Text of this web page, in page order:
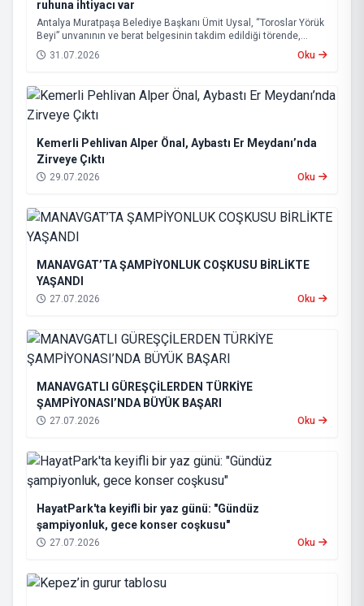
ruhuna ihtiyacı var
Antalya Muratpaşa Belediye Başkanı Ümit Uysal, “Toroslar Yörük
Beyi” unvanının ve berat belgesinin takdim edildiği törende,
Yörük kültürünün liyakat, dayanışma, bağımsızlık, üretkenlik ve
sorun çözme anlayışıyla Türkiye’nin geleceğine yön verecek
31.07.2026 Oku
Kemerli Pehlivan Alper Önal, Aybastı Er Meydanı’nda
Zirveye Çıktı
29.07.2026 Oku
MANAVGAT’TA ŞAMPİYONLUK COŞKUSU BİRLİKTE
YAŞANDI
27.07.2026 Oku
MANAVGATLI GÜREŞÇİLERDEN TÜRKİYE
ŞAMPİYONASI’NDA BÜYÜK BAŞARI
27.07.2026 Oku
HayatPark'ta keyifli bir yaz günü: "Gündüz
şampiyonluk, gece konser coşkusu"
27.07.2026 Oku